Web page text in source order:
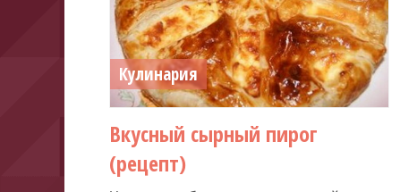
Кулинария
Вкусный сырный пирог
(рецепт)